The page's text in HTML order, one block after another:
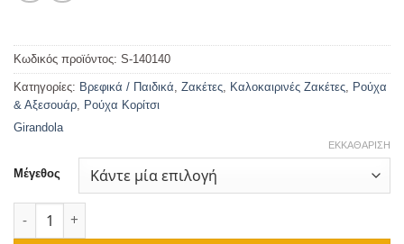
Κωδικός προϊόντος: S-140140
Κατηγορίες: Βρεφικά / Παιδικά Ζακέτες Καλοκαιρινές Ζακέτες
Ρούχα
& Αξεσουάρ
Ρούχα Κορίτσι
Girandola
Μέγεθος
ΕΚΚΑΘΆΡΙΣΗ